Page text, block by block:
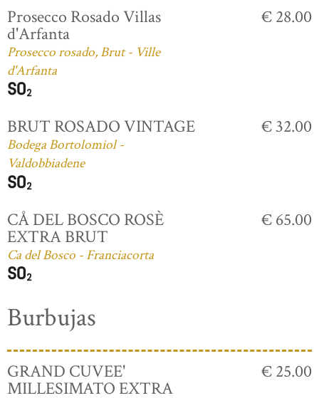
Prosecco Rosado Villas
d'Arfanta
Prosecco rosado, Brut - Ville
d'Arfanta
€ 28.00
BRUT ROSADO VINTAGE
Bodega Bortolomiol -
Valdobbiadene
€ 32.00
CÅ DEL BOSCO ROSÈ
EXTRA BRUT
Ca del Bosco - Franciacorta
€ 65.00
Burbujas
GRAND CUVEE'
MILLESIMATO EXTRA
€ 25.00